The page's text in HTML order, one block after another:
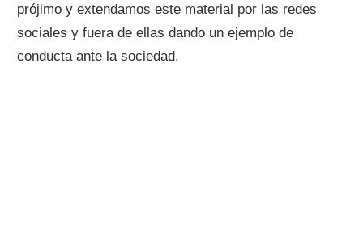
prójimo y extendamos este material por las redes
sociales y fuera de ellas dando un ejemplo de
conducta ante la sociedad.